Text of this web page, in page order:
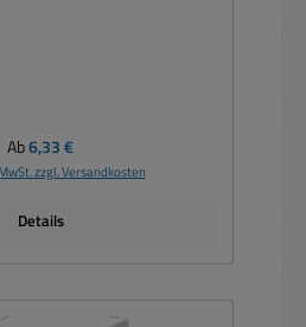
Regulärer Preis:
Ab6,33 €
zzgl. Versandkosten
Details